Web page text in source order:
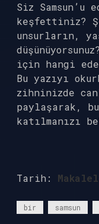
Siz Samsun’u
keşfettiniz?
unsurların,
için hangi
Bu yazıyı
zihninizde
paylaşarak,
katılmanızı
Tarih:
bir samsun